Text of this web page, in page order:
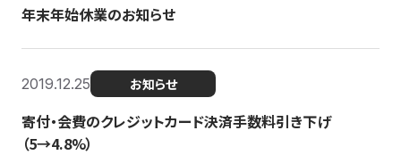
年末年始休業のお知らせ
2019.12.25 お知らせ
寄付・会費のクレジットカード決済手数料引き下げ
（5→4.8%）